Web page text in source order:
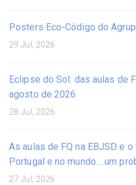
Posters Eco-Código do
29 Jul, 2026
Eclipse do Sol: das aulas de
agosto de 2026
28 Jul, 2026
As aulas de FQ na EBJSD e
Portugal e no mundo… um
27 Jul, 2026